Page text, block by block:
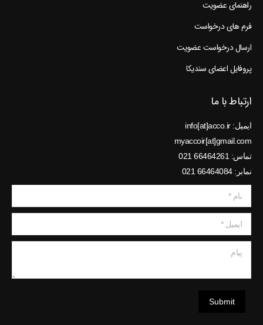
راهنمای عضویت
فرم های درخواست
ارسال درخواست عضویت
پروفایل اعضای سندیکا
ارتباط با ما
ایمیل: info[at]acco.ir
myaccoir[at]gmail.com
تماس: 66464261 021
نمابر: 66464084 021
نام *
ایمیل *
Submit